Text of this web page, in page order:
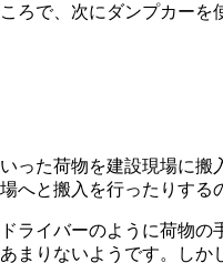
ろで、次にダンプカーを
った荷物を建設現場に搬
へと搬入を行ったりする
ライバーのように荷物の
まりないようです。しか